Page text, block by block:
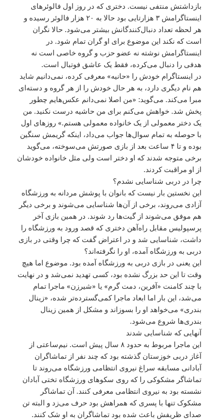
بازداشتش منتفی نیست. دختری که در روز اول فالوئرهای
اینستاگرامش ۳ هزارتایی بود حالا به ۲۰ هزار فالوئر رسیده و
هر لحظه تعداد دنبال‌کنندگانش بیشتر می‌شود. حالا نگران
است که نکند این موضوع برای او گران تمام شود. در
اینستاگرامش نوشته نه عضو حزب و گروه خاصی است نه
هدفی را دنبال می‌کرده، فقط یک عاشق فوتبال است.
در اینستاگرام خودش را «حانیه» معرفی کرده، نمی‌دانیم شاید
هم نام دیگری دارد، به هر حال خودش را از هر گروه و دسته‌ای
مبرا می‌کند. می‌گوید: «من اصلا نمی‌دانم عکس‌هایم چطور
پخش شد. خواهش می‌کنم برای من حاشیه درست نکنید. من
یک دختر معمولی از یک خانواده معمولی هستم.» روزهای اول
با حوصله به تمام سوال‌ها جواب می‌داد، اینکه گریمش سنگین
بوده و تا ۴ ساعت بعد از بازی صورتش می‌سوخته، می‌گوید
برخی متوجه شدند که او دختر است ولی مثل خانواده‌ خودشان
از او مراقبت کردند.
چرا در دربی شناسایی نشدم؟
این نخستین بار نیست که بانوان با پوشش مردانه به ورزشگاه
آزادی می‌روند، برخی از آن‌ها شناسایی می‌شوند و برخی دیگر
هم موفق می‌شوند از گیت‌ها رد شوند. در همین بازی آخر
پرسپولیس مقابل راه‌آهن دختری که قصد ورود به ورزشگاه را
داشت، شناسایی شد و در اعتراض گفت که چرا وقتی در بازی
دربی به ورزشگاه آمده، او را نگرفته‌اند؟
این یعنی در بازی دربی به ورزشگاه آمده بود. موضوع اما هیچ
وقت تا این حد بزرگ نشده بود، کسی تهدید نمی‌شد و در نهایت
با چند کامنت «آفرین، دمت گرم» یا «شیرزن» ماجرا تمام
می‌شد، این بار اما ابعاد ماجرا کمی‌گسترده‌تر شده، «زینال
بندری» می‌خواهد او را بسوزاند و مشکل از همین زینال
بندری‌ها شروع می‌شود.
آنهایی که شناسایی شدند
این ماجرا مربوط به حدود ۸ سال پیش است. نیم‌ساعتی از
آغاز دربی خوزستان گذشته بود که چند نفر از تماشاگران
آبادانی مسابقه سراغ نیروی انتظامی‌ ورزشگاه می‌روند تا
تماشاگر مشکوکی را که روی سکوهای ورزشگاه تختی آبادان
نشسته بود به نیروی انتظامی‌ معرفی کنند. آن تماشاگر
مشکوک تنها با پسری که همراهش بود حرف می‌زد و البته تن
صدای ظریفش باعث شده بود تماشاگران به او شک کنند.